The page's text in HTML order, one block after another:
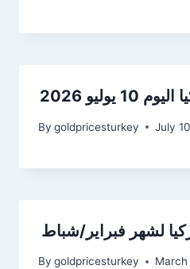
2026
By goldpricesturkey July
لشهر فبراير/شباط
By goldpricesturkey March